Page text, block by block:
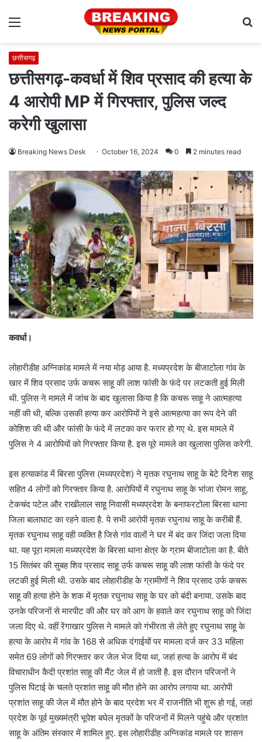
Menu
छत्तीसगढ़
छत्तीसगढ़-कवर्धा में शिव प्रसाद की हत्या के
4 आरोपी MP में गिरफ्तार, पुलिस जल्द
करेगी खुलासा
Breaking News Desk October 16, 2024 0 2 minutes read
कवर्धा।
लोहारीडीह अग्निकांड मामले में नया मोड़ आया है. मध्यप्रदेश के बीजाटोला गांव के
खार में शिव प्रसाद उर्फ कचरू साहू की लाश फांसी के फंदे पर लटकती हुई मिली
थी. पुलिस ने मामले में जांच के बाद खुलासा किया है कि कचरू साहू ने आत्महत्या
नहीं की थी, बल्कि उसकी हत्या कर आरोपियों ने इसे आत्महत्या का रूप देने की
कोशिश की थी और फांसी के फंदे में लटका कर फरार हो गए थे. इस मामले में
पुलिस ने 4 आरोपियों को गिरफ्तार किया है. इस पूरे मामले का खुलासा पुलिस करेगी.
इस हत्याकांड में बिरसा पुलिस (मध्यप्रदेश) ने मृतक रघुनाथ साहू के बेटे दिनेश साहू
सहित 4 लोगों को गिरफ्तार किया है. आरोपियों में रघुनाथ साहू के भांजा रोमन साहू,
टेकचंद पटेल और राखीलाल साहू निवासी मध्यप्रदेश के बनाफरटोला बिरसा थाना
जिला बालाघाट का रहने वाला है. ये सभी आरोपी मृतक रघुनाथ साहू के करीबी हैं.
मृतक रघुनाथ साहू वही व्यक्ति है जिसे गांव वालों ने घर में बंद कर जिंदा जला दिया
था. यह पूरा मामला मध्यप्रदेश के बिरसा थाना क्षेत्र के ग्राम बीजाटोला का है. बीते
15 सितंबर की सुबह शिव प्रसाद साहू उर्फ कचरू साहू की लाश फांसी के फंदे पर
लटकी हुई मिली थी. उसके बाद लोहारीडीह के ग्रामीणों ने शिव प्रसाद उर्फ कचरू
साहू की हत्या होने के शक में मृतक रघुनाथ साहू के घर को बंदी बनाया. उसके बाद
उनके परिजनों से मारपीट की और घर को आग के हवाले कर रघुनाथ साहू को जिंदा
जला दिए थे. वहीं रेंगाखार पुलिस ने मामले को गंभीरता से लेते हुए रघुनाथ साहू के
हत्या के आरोप में गांव के 168 से अधिक दंगाईयों पर मामला दर्ज कर 33 महिला
समेत 69 लोगों को गिरफ्तार कर जेल भेज दिया था, जहां हत्या के आरोप में बंद
विचाराधीन कैदी प्रशांत साहू की मैंट जेल में हो जाती है. इस दौरान परिजनों ने
पुलिस पिटाई के चलते प्रशांत साहू की मौत होने का आरोप लगाया था. आरोपी
प्रशांत साहू की जेल में मौत होने के बाद प्रदेश भर में राजनीति भी शुरू हो गई, जहां
प्रदेश के पूर्व मुख्यमंत्री भूपेश बघेल मृतकों के परिजनों में मिलने पहुंचे और प्रशांत
साहू के अंतिम संस्कार में शामिल हुए. इस लोहारीडीह अग्निकांड मामले पर शासन